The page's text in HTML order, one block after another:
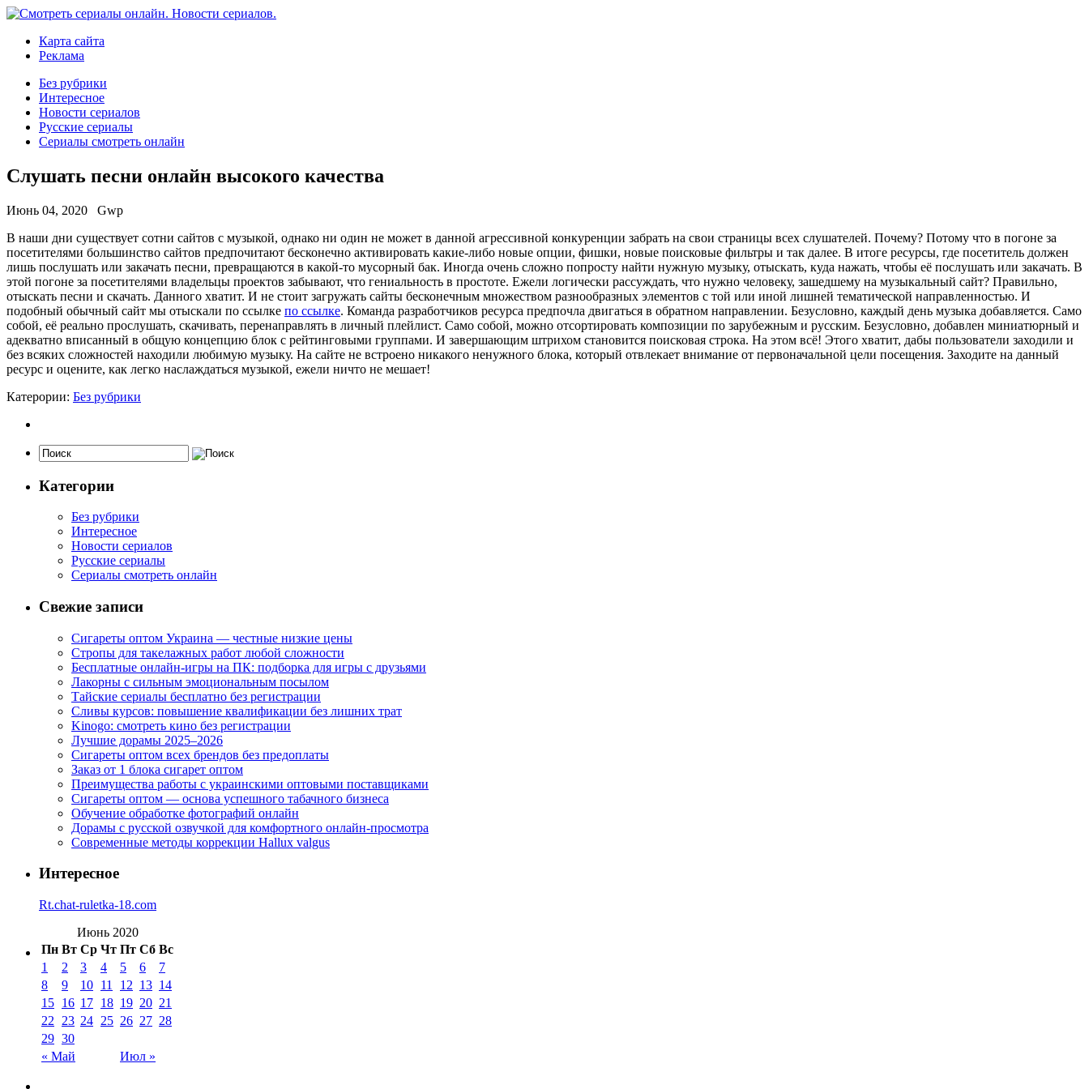
Карта сайта
Реклама
Без рубрики
Интересное
Новости сериалов
Русские сериалы
Сериалы смотреть онлайн
Слушать песни онлайн высокого качества
Июнь 04, 2020
Gwp
В нaши дни сущeствуeт сотни сайтов с музыкой, однако ни один не может в данной агрессивной конкуренции забрать на свои страницы всех слушателей. Почему? Потому что в погоне за
посетителями большинство сайтов предпочитают бесконечно активировать какие-либо новые опции, фишки, новые поисковые фильтры и так далее. В итоге ресурсы, где посетитель должен
лишь послушать или закачать песни, превращаются в какой-то мусорный бак. Иногда очень сложно попросту найти нужную музыку, отыскать, куда нажать, чтобы её послушать или закачать. В
этой погоне за посетителями владельцы проектов забывают, что гениальность в простоте. Ежели логически рассуждать, что нужно человеку, зашедшему на музыкальный сайт? Правильно,
отыскать песни и скачать. Данного хватит. И не стоит загружать сайты бесконечным множеством разнообразных элементов с той или иной лишней тематической направленностью. И
подобный обычный сайт мы отыскали по ссылке по ссылке. Команда разработчиков ресурса предпочла двигаться в обратном направлении. Безусловно, каждый день музыка добавляется. Само
собой, её реально прослушать, скачивать, перенаправлять в личный плейлист. Само собой, можно отсортировать композиции по зарубежным и русским. Безусловно, добавлен миниатюрный и
адекватно вписанный в общую концепцию блок с рейтинговыми группами. И завершающим штрихом становится поисковая строка. На этом всё! Этого хватит, дабы пользователи заходили и
без всяких сложностей находили любимую музыку. На сайте не встроено никакого ненужного блока, который отвлекает внимание от первоначальной цели посещения. Заходите на данный
ресурс и оцените, как легко наслаждаться музыкой, ежели ничто не мешает!
Катерории: Без рубрики
Категории
Без рубрики
Интересное
Новости сериалов
Русские сериалы
Сериалы смотреть онлайн
Свежие записи
Сигареты оптом Украина — честные низкие цены
Стропы для такелажных работ любой сложности
Бесплатные онлайн-игры на ПК: подборка для игры с друзьями
Лакорны с сильным эмоциональным посылом
Тайские сериалы бесплатно без регистрации
Сливы курсов: повышение квалификации без лишних трат
Kinogo: смотреть кино без регистрации
Лучшие дорамы 2025–2026
Сигареты оптом всех брендов без предоплаты
Заказ от 1 блока сигарет оптом
Преимущества работы с украинскими оптовыми поставщиками
Сигареты оптом — основа успешного табачного бизнеса
Обучение обработке фотографий онлайн
Дорамы с русской озвучкой для комфортного онлайн-просмотра
Современные методы коррекции Hallux valgus
Интересное
Rt.chat-ruletka-18.com
Июнь 2020
Пн Вт Ср Чт Пт Сб Вс
« Май Июл »
1 2 3 4 5 6
7
8
9 10 11 12 13 14
15 16 17 18 19 20 21
22
23 24 25 26 27 28
29 30